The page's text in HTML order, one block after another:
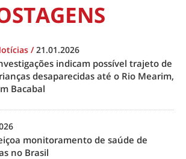
/21.01.2026
indicam possível trajeto de
desaparecidas até o Rio Mearim,
Bacabal
monitoramento de saúde de
no Brasil